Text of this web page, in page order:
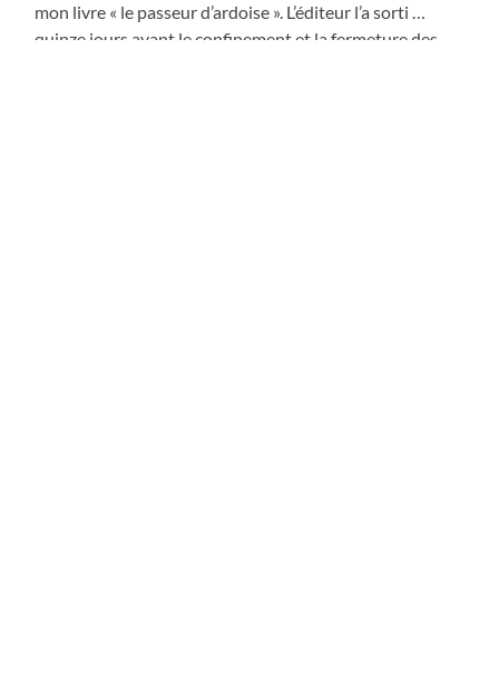
mon livre « le passeur d’ardoise ». L’éditeur l’a sorti …
quinze jours avant le confinement et la fermeture des